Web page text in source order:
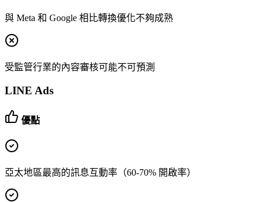
與 Meta 和 Google 相比轉換優化不夠成熟
受監管行業的內容審核可能不可預測
LINE Ads
優點
亞太地區最高的訊息互動率（60-70% 開啟率）